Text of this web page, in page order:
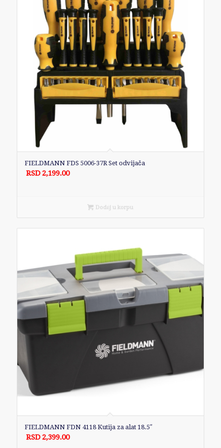
FIELDMANN FDS 5006-37R Set odvijača
RSD 2,199.00
Dodaj u korpu
FIELDMANN FDN 4118 Kutija za alat 18.5″
RSD 2,399.00